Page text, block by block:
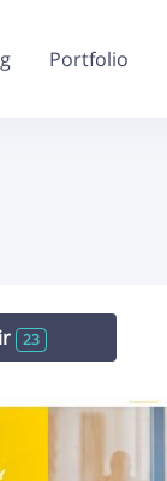
Portfolio
23